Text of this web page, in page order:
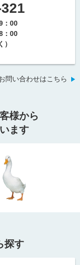
：00
：00
問い合わせはこちら
様から
ます
探す